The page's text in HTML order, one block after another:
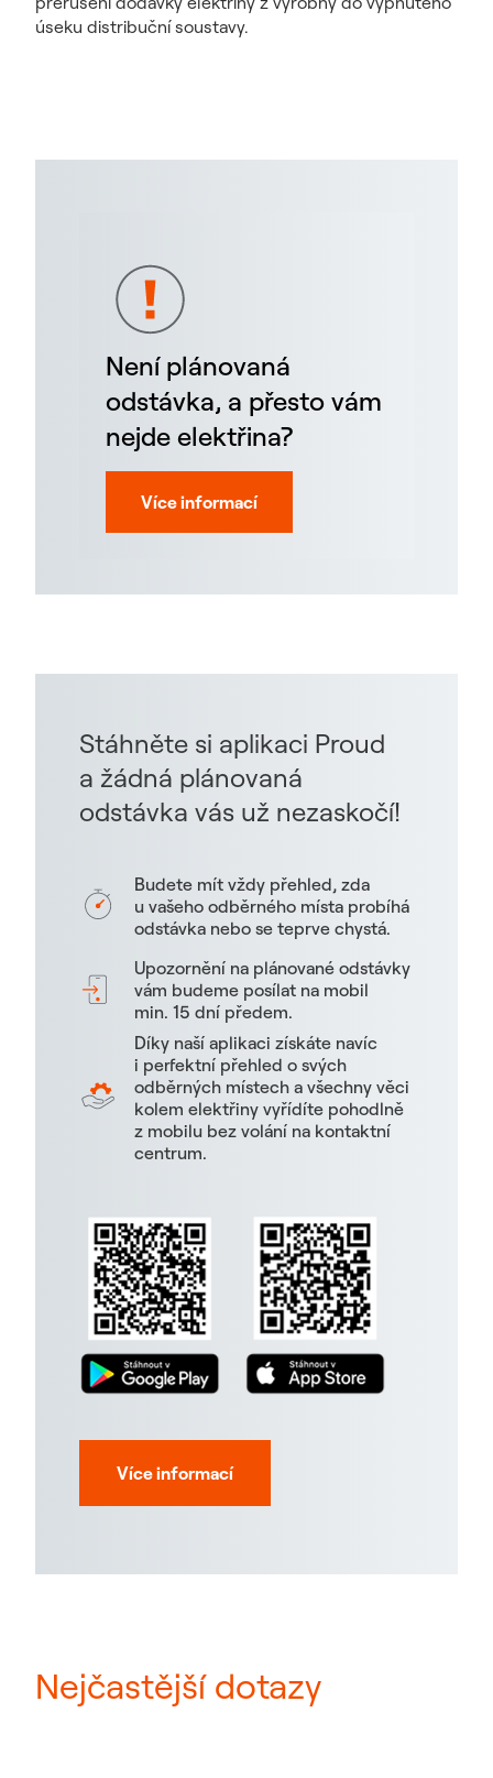
úseku distribuční soustavy.
Není plánovaná
odstávka, a přesto vám
nejde elektřina?
Více informací
Stáhněte si aplikaci Proud
a žádná plánovaná
odstávka vás už nezaskočí!
Budete mít vždy přehled, zda
u vašeho odběrného místa probíhá
odstávka nebo se teprve chystá.
Upozornění na plánované odstávky
vám budeme posílat na mobil
min. 15 dní předem.
Díky naší aplikaci získáte navíc
i perfektní přehled o svých
odběrných místech a všechny věci
kolem elektřiny vyřídíte pohodlně
z mobilu bez volání na kontaktní
centrum.
Více informací
Nejčastější dotazy